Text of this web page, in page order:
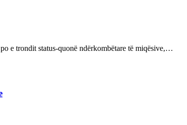
e trondit status-quonë ndërkombëtare të miqësive,…